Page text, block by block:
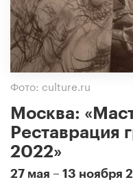
Фото: culture.ru
Москва:
Реставрация
2022»
27 мая – 13 ноября